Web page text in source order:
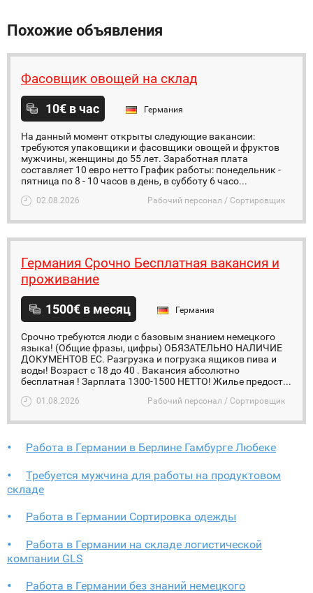
Похожие объявления
Фасовщик овощей на склад
10€ в час Германия
На данный момент открыты следующие вакансии:
требуются упаковщики и фасовщики овощей и фруктов
мужчины, женщины до 55 лет. Заработная плата
составляет 10 евро нетто График работы: понедельник -
пятница по 8 - 10 часов в день, в субботу 6 часо...
02.08.2026 Рабочий персонал / Сортировщик
Германия Срочно Бесплатная вакансия и
проживание
1500€ в месяц Германия
Срочно требуются люди с базовым знанием немецкого
языка! (Общие фразы, цифры) ОБЯЗАТЕЛЬНО НАЛИЧИЕ
ДОКУМЕНТОВ ЕС. Разгрузка и погрузка ящиков пива и
воды! Возраст с 18 до 40 . Вакансия абсолютно
бесплатная ! Зарплата 1300-1500 НЕТТО! Жилье предост...
01.08.2026 Рабочий персонал / Сортировщик
Работа в Германии в Берлине Гамбурге Любеке
Требуется мужчина для работы на продуктовом
складе
Работа в Германии Сортировка одежды
Работа в Германии на складе логистической
компании GLS
Работа в Германии без знаний немецкого